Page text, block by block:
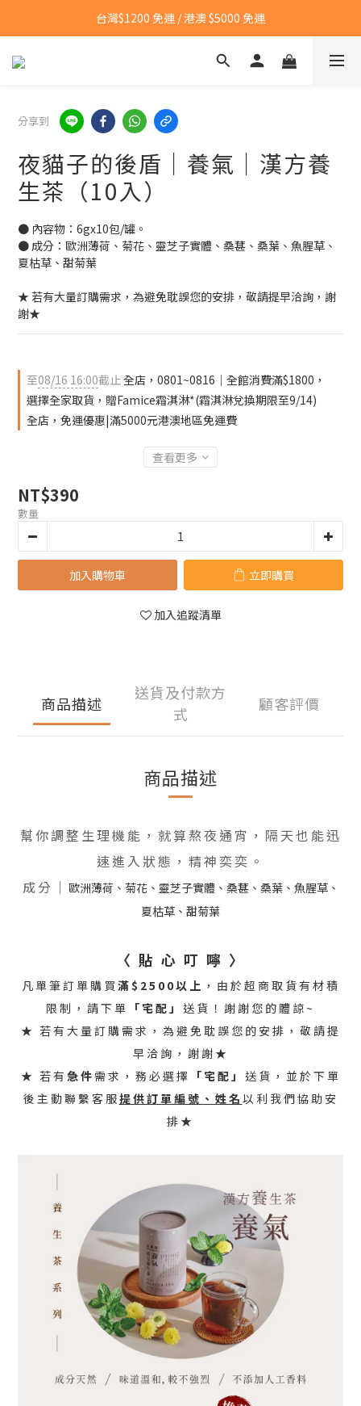
台灣$1200 免運 / 港澳 $5000 免運
台灣$1200 免運 / 港澳 $5000 免運
【點我👉】加入LINE，立即領取首購優惠碼
台灣$1200 免運 / 港澳 $5000 免運
分享到
夜貓子的後盾｜養氣｜漢方養
生茶（10入）
● 內容物：6gx10包/罐。
● 成分：歐洲薄荷、菊花、靈芝子實體、桑葚、桑葉、魚腥草、
夏枯草、甜菊葉
★ 若有大量訂購需求，為避免耽誤您的安排，敬請提早洽詢，謝
謝★
至08/16 16:00截止全店，0801~0816｜全館消費滿$1800，
選擇全家取貨，贈Famice霜淇淋*(霜淇淋兌換期限至9/14)
全店，免運優惠|滿5000元港澳地區免運費
查看更多
NT$390
數量
加入購物車 立即購買
加入追蹤清單
商品描述
送貨及付款方
式
顧客評價
商品描述
幫你調整生理機能，就算熬夜通宵，隔天也能迅
速進入狀態，精神奕奕。
成分｜ 歐洲薄荷、菊花、靈芝子實體、桑葚、桑葉、魚腥草、
夏枯草、甜菊葉
〈 貼 心 叮 嚀 〉
凡單筆訂單購買 滿$2500以上 ，由於超商取貨有材積
限制，請下單 「宅配」 送貨！謝謝您的體諒~
★ 若有大量訂購需求，為避免耽誤您的安排，敬請提
早洽詢，謝謝★
★ 若有急件 需求，務必選擇 「宅配」 送貨，並於下單
後主動聯繫客服提供訂單編號、姓名 以利我們協助安
排★